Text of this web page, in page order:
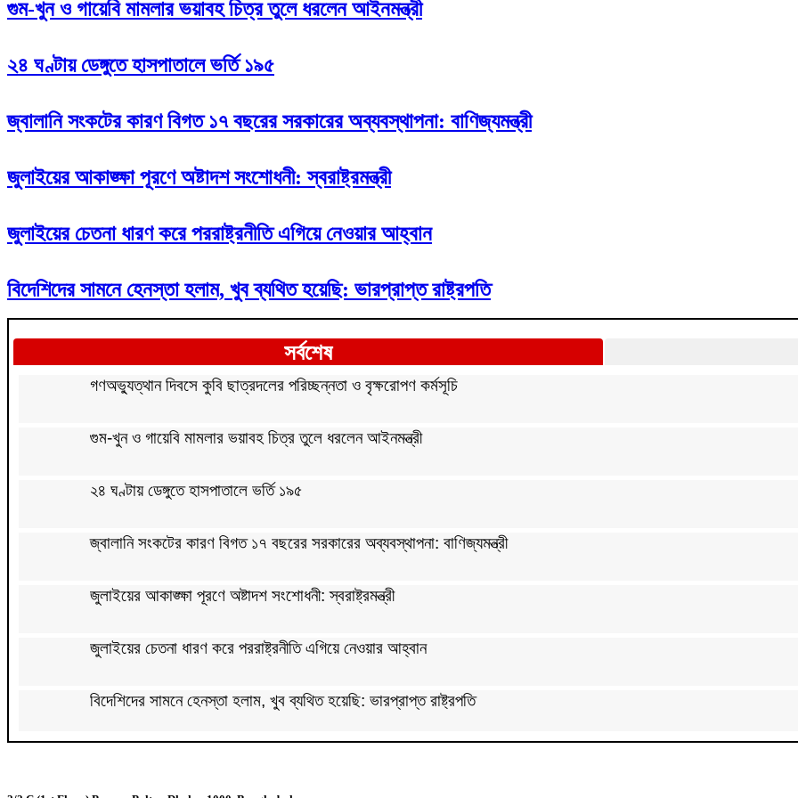
গুম-খুন ও গায়েবি মামলার ভয়াবহ চিত্র তুলে ধরলেন আইনমন্ত্রী
২৪ ঘণ্টায় ডেঙ্গুতে হাসপাতালে ভর্তি ১৯৫
জ্বালানি সংকটের কারণ বিগত ১৭ বছরের সরকারের অব্যবস্থাপনা: বাণিজ্যমন্ত্রী
জুলাইয়ের আকাঙ্ক্ষা পূরণে অষ্টাদশ সংশোধনী: স্বরাষ্ট্রমন্ত্রী
জুলাইয়ের চেতনা ধারণ করে পররাষ্ট্রনীতি এগিয়ে নেওয়ার আহ্বান
বিদেশিদের সামনে হেনস্তা হলাম, খুব ব্যথিত হয়েছি: ভারপ্রাপ্ত রাষ্ট্রপতি
সর্বশেষ
গণঅভ্যুত্থান দিবসে কুবি ছাত্রদলের পরিচ্ছন্নতা ও বৃক্ষরোপণ কর্মসূচি
গুম-খুন ও গায়েবি মামলার ভয়াবহ চিত্র তুলে ধরলেন আইনমন্ত্রী
২৪ ঘণ্টায় ডেঙ্গুতে হাসপাতালে ভর্তি ১৯৫
জ্বালানি সংকটের কারণ বিগত ১৭ বছরের সরকারের অব্যবস্থাপনা: বাণিজ্যমন্ত্রী
জুলাইয়ের আকাঙ্ক্ষা পূরণে অষ্টাদশ সংশোধনী: স্বরাষ্ট্রমন্ত্রী
জুলাইয়ের চেতনা ধারণ করে পররাষ্ট্রনীতি এগিয়ে নেওয়ার আহ্বান
বিদেশিদের সামনে হেনস্তা হলাম, খুব ব্যথিত হয়েছি: ভারপ্রাপ্ত রাষ্ট্রপতি